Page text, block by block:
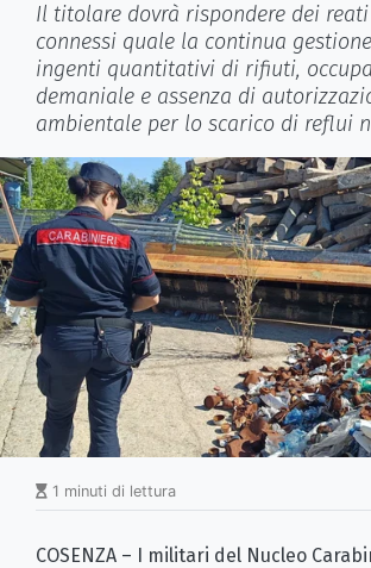
Il titolare dovrà rispondere dei
connessi quale la continua
ingenti quantitativi di rifiuti,
demaniale e assenza di
ambientale per lo scarico di reflui
1 minuti di lettura
COSENZA – I militari del Nucleo